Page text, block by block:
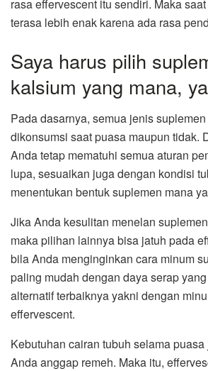
rasa effervescent itu sendiri. Maka
terasa lebih enak karena ada rasa
Saya harus pilih
kalsium yang mana,
Pada dasarnya, semua jenis
dikonsumsi saat puasa maupun tidak.
Anda tetap mematuhi semua aturan
lupa, sesuaikan juga dengan kondisi
menentukan bentuk suplemen mana
Jika Anda kesulitan menelan
maka pilihan lainnya bisa jatuh pada
bila Anda menginginkan cara minum
paling mudah dengan daya serap
alternatif terbaiknya yakni dengan
effervescent.
Kebutuhan cairan tubuh selama
Anda anggap remeh. Maka itu,